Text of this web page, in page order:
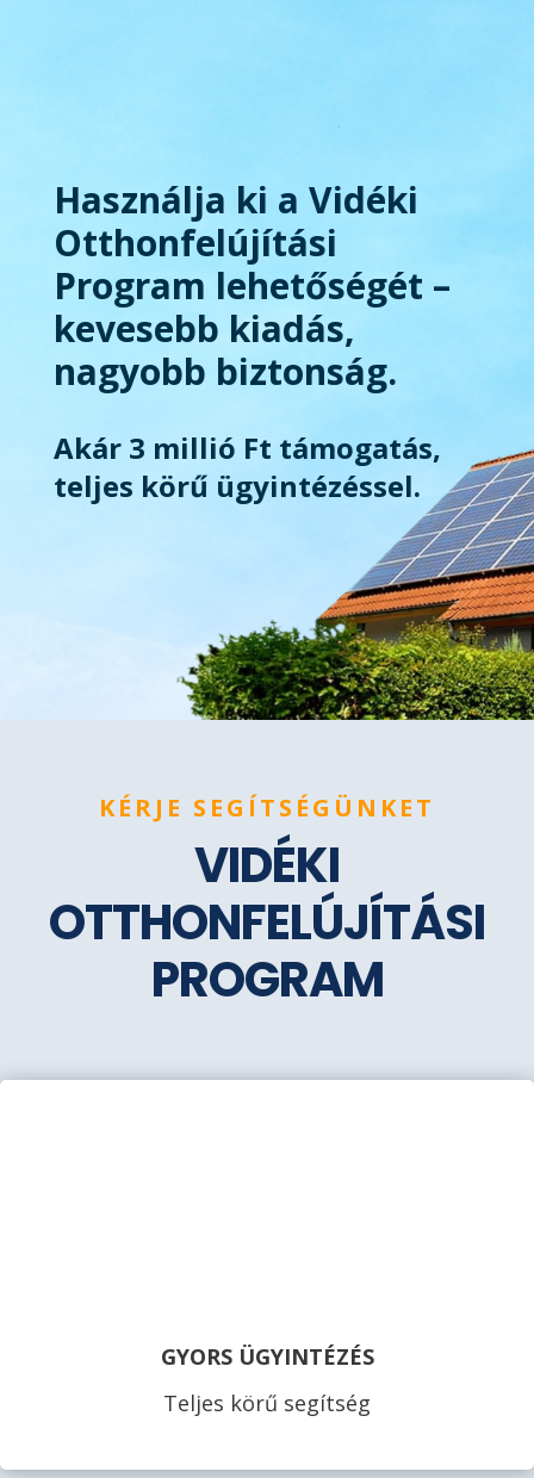
Használja ki a Vidéki
Otthonfelújítási
Program lehetőségét –
kevesebb kiadás,
nagyobb biztonság.
Akár 3 millió Ft támogatás,
teljes körű ügyintézéssel.
KÉRJE SEGÍTSÉGÜNKET
VIDÉKI
OTTHONFELÚJÍTÁSI
PROGRAM
GYORS ÜGYINTÉZÉS
Teljes körű segítség